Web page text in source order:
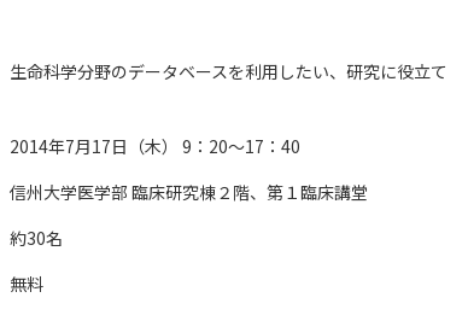
生命科学分野のデータベースを利用したい、研究に役立て
2014年7月17日（木） 9：20～17：40
信州大学医学部 臨床研究棟２階、第１臨床講堂
約30名
無料